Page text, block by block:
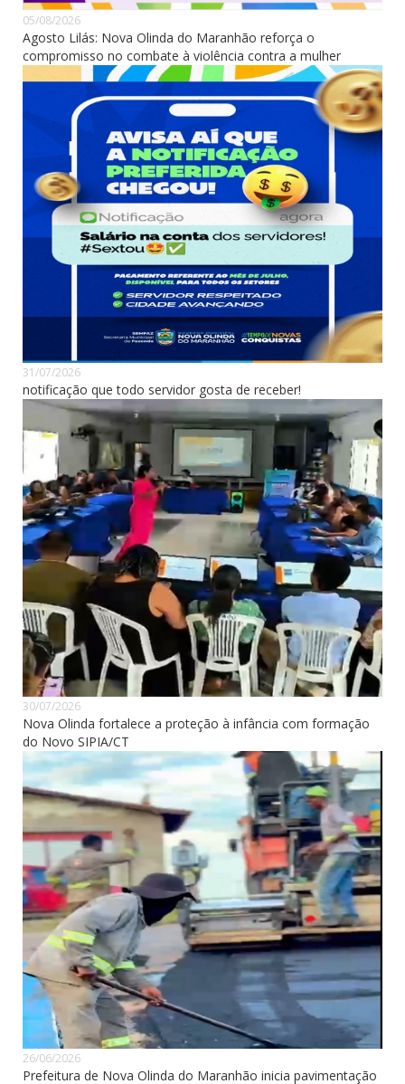
05/08/2026
Agosto Lilás: Nova Olinda do Maranhão reforça o
compromisso no combate à violência contra a mulher
31/07/2026
notificação que todo servidor gosta de receber!
30/07/2026
Nova Olinda fortalece a proteção à infância com formação
do Novo SIPIA/CT
26/06/2026
Prefeitura de Nova Olinda do Maranhão inicia pavimentação